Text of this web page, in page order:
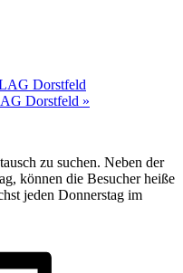
Dorstfeld
Dorstfeld »
zu suchen. Neben der
können die Besucher heiße
jeden Donnerstag im